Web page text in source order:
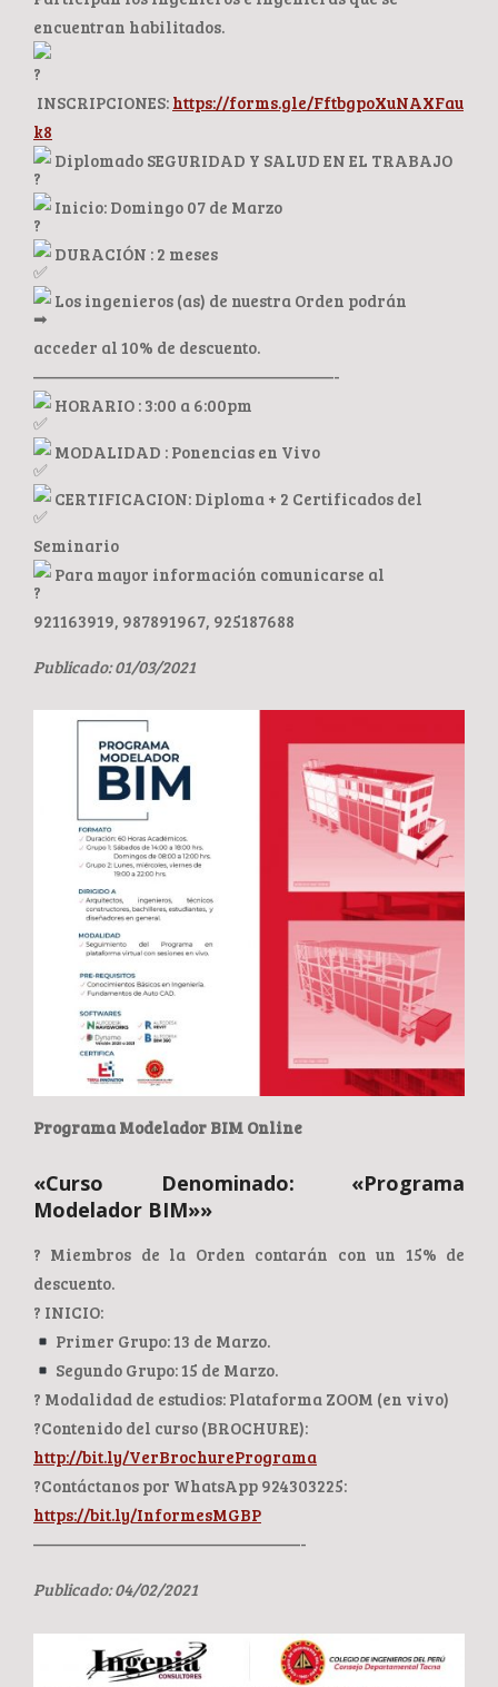
encuentran habilitados.
INSCRIPCIONES: https://forms.gle/FftbgpoXuNAXFau
k8
Diplomado SEGURIDAD Y SALUD EN EL TRABAJO
Inicio: Domingo 07 de Marzo
DURACIÓN : 2 meses
Los ingenieros (as) de nuestra Orden podrán
acceder al 10% de descuento.
——————————————————-
HORARIO : 3:00 a 6:00pm
MODALIDAD : Ponencias en Vivo
CERTIFICACION: Diploma + 2 Certificados del
Seminario
Para mayor información comunicarse al
921163919, 987891967, 925187688
Publicado: 01/03/2021
Programa Modelador BIM Online
«Curso Denominado: «Programa
Modelador BIM»»
? Miembros de la Orden contarán con un 15% de
descuento.
? INICIO:
Primer Grupo: 13 de Marzo.
Segundo Grupo: 15 de Marzo.
? Modalidad de estudios: Plataforma ZOOM (en vivo)
?Contenido del curso (BROCHURE):
http://bit.ly/VerBrochurePrograma
?Contáctanos por WhatsApp 924303225:
https://bit.ly/InformesMGBP
————————————————-
Publicado: 04/02/2021